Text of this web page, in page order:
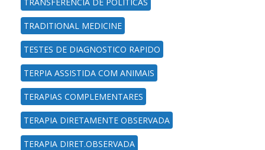
TRADITIONAL MEDICINE
TESTES DE DIAGNOSTICO RAPIDO
TERPIA ASSISTIDA COM ANIMAIS
TERAPIAS COMPLEMENTARES
TERAPIA DIRETAMENTE OBSERVADA
TERAPIA DIRET.OBSERVADA